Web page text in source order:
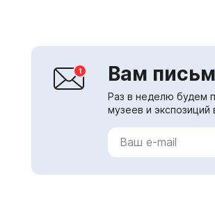
Вам
Раз в неделю будем
музеев и